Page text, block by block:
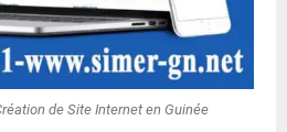
de Site Internet en Guinée